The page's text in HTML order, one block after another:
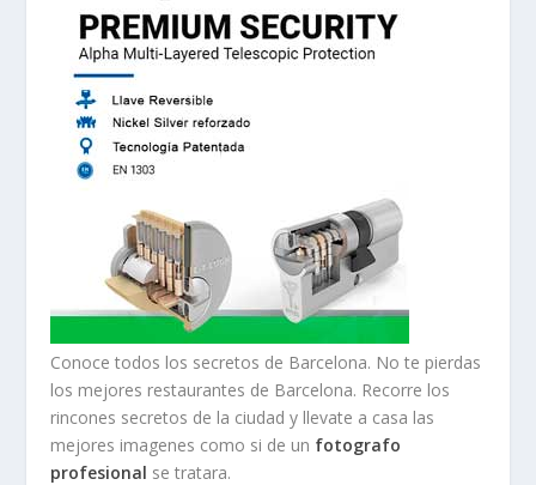
Conoce todos los secretos de Barcelona. No te pierdas
los mejores restaurantes de Barcelona. Recorre los
rincones secretos de la ciudad y llevate a casa las
mejores imagenes como si de un fotografo
profesional se tratara.